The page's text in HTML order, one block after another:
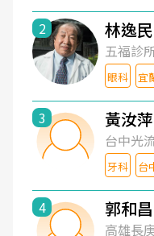
2 林逸
五福診
眼科 宜
3 黃汝
台中光
牙科 台
4 郭和
高雄長